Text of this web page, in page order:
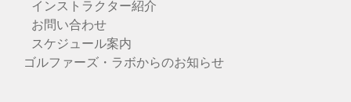
インストラクター紹介
お問い合わせ
スケジュール案内
ゴルファーズ・ラボからのお知らせ